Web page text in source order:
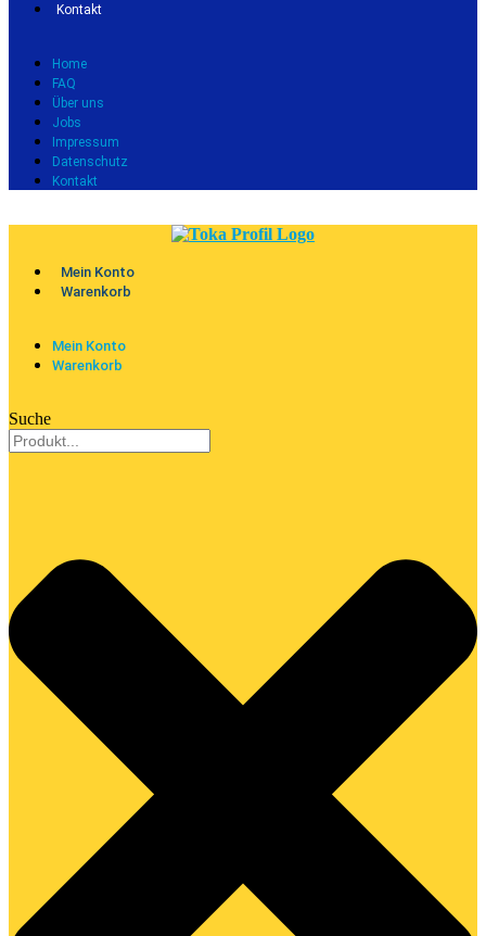
Kontakt
Home
FAQ
Über uns
Jobs
Impressum
Datenschutz
Kontakt
Mein Konto
Warenkorb
Mein Konto
Warenkorb
Suche